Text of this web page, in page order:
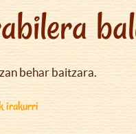
behar baitzara.
irakurri